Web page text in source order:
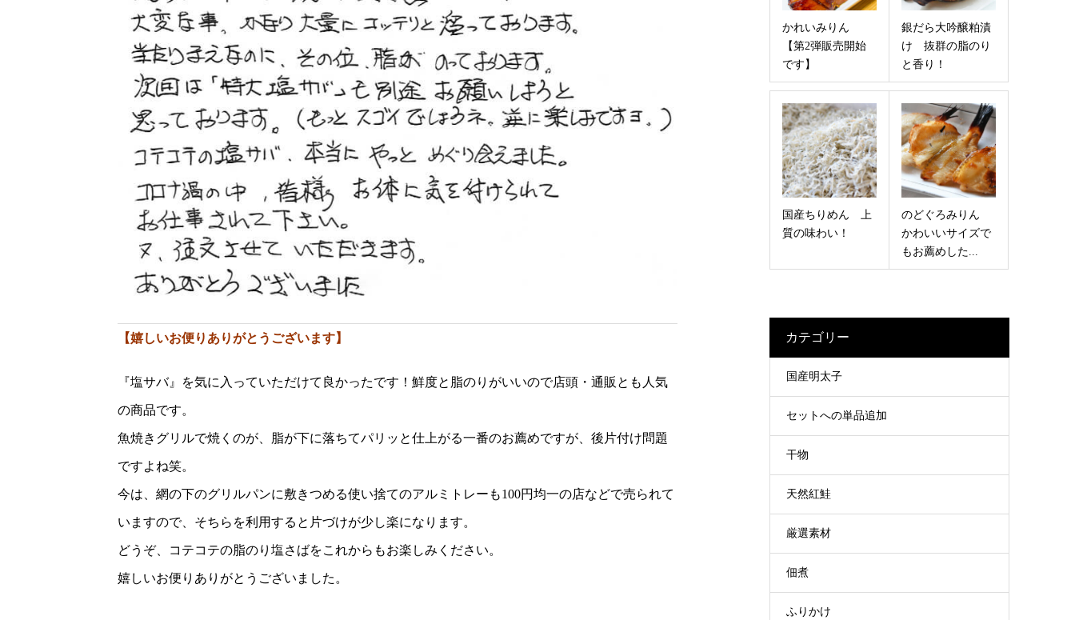
【嬉しいお便りありがとうございます】
『塩サバ』を気に入っていただけて良かったです！鮮度と脂のりがいいので店頭・通販とも人気
の商品です。
魚焼きグリルで焼くのが、脂が下に落ちてパリッと仕上がる一番のお薦めですが、後片付け問題
ですよね笑。
今は、網の下のグリルパンに敷きつめる使い捨てのアルミトレーも100円均一の店などで売られて
いますので、そちらを利用すると片づけが少し楽になります。
どうぞ、コテコテの脂のり塩さばをこれからもお楽しみください。
嬉しいお便りありがとうございました。
かれいみりん
【第2弾販売開始
です】
銀だら大吟醸粕漬
け 抜群の脂のり
と香り！
国産ちりめん 上
質の味わい！
のどぐろみりん
かわいいサイズで
もお薦めした...
カテゴリー
国産明太子
セットへの単品追加
干物
天然紅鮭
厳選素材
佃煮
ふりかけ